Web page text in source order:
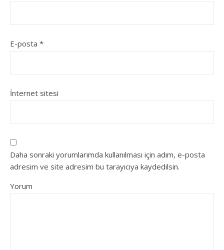
E-posta *
İnternet sitesi
Daha sonraki yorumlarımda kullanılması için adım, e-posta
adresim ve site adresim bu tarayıcıya kaydedilsin.
Yorum